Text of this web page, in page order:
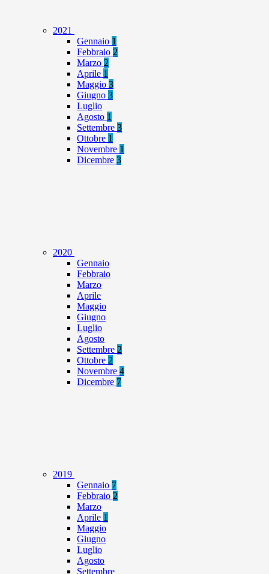
2021
Gennaio 1
Febbraio 2
Marzo 2
Aprile 1
Maggio 3
Giugno 3
Luglio
Agosto 1
Settembre 3
Ottobre 1
Novembre 1
Dicembre 3
2020
Gennaio
Febbraio
Marzo
Aprile
Maggio
Giugno
Luglio
Agosto
Settembre 2
Ottobre 2
Novembre 4
Dicembre 7
2019
Gennaio 7
Febbraio 2
Marzo
Aprile 1
Maggio
Giugno
Luglio
Agosto
Settembre